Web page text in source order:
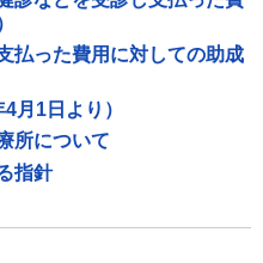
払った費用に対しての助成
月1日より）
所について
指針